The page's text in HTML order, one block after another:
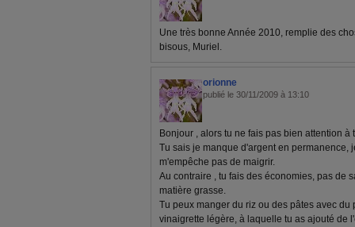
Une très bonne Année 2010, remplie des
bisous, Muriel.
orionne
publié le 30/11/2009 à 13:10
Bonjour , alors tu ne fais pas bien attention à
Tu sais je manque d'argent en permanence,
m'empêche pas de maigrir.
Au contraire , tu fais des économies, pas de
matière grasse.
Tu peux manger du riz ou des pâtes avec du
vinaigrette légère, à laquelle tu as ajouté de